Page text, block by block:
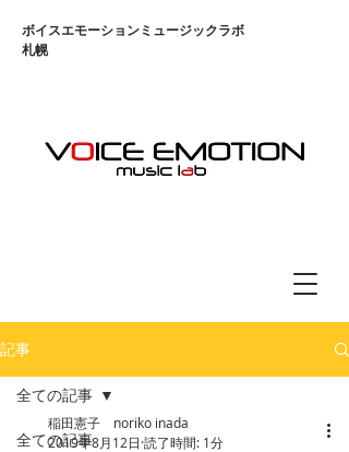
​ボイスエモーションミュージックラボ
札幌
記事
全ての記事
全ての記事
稲田憲子 noriko inada
2019年8月12日 読了時間: 1分